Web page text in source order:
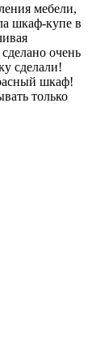
мебели,
шкаф-купе в
очень
сделали!
шкаф!
только